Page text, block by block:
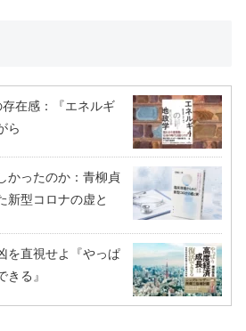
在感：『エネルギ
ら
かったのか：青柳貞
新型コロナの虚と
を直視せよ『やっぱ
きる』